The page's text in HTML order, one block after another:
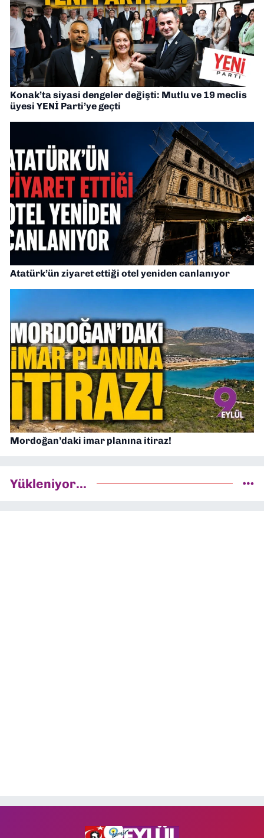
Konak’ta siyasi dengeler değişti: Mutlu ve 19 meclis
üyesi YENİ Parti’ye geçti
Atatürk’ün ziyaret ettiği otel yeniden canlanıyor
Mordoğan’daki imar planına itiraz!
Yükleniyor...